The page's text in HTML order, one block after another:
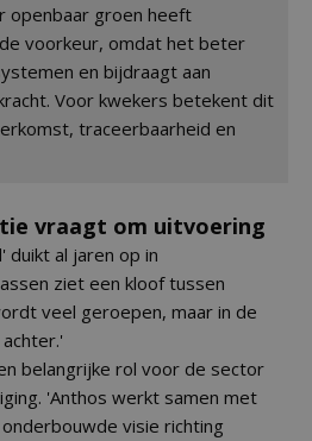
openbaar groen heeft
voorkeur, omdat het beter
en bijdraagt aan
Voor kwekers betekent dit
traceerbaarheid en
vraagt om uitvoering
al jaren op in
ziet een kloof tussen
veel geroepen, maar in de
belangrijke rol voor de sector
'Anthos werkt samen met
visie richting